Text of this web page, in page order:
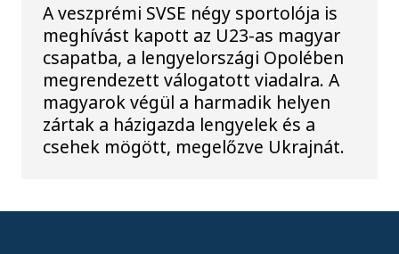
A veszprémi SVSE négy sportolója is
meghívást kapott az U23-as magyar
csapatba, a lengyelországi Opolében
megrendezett válogatott viadalra. A
magyarok végül a harmadik helyen
zártak a házigazda lengyelek és a
csehek mögött, megelőzve Ukrajnát.